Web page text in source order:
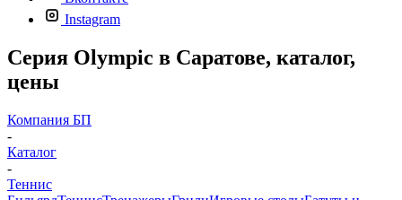
Instagram
Серия Olympic в Саратове, каталог,
цены
Компания БП
-
Каталог
-
Теннис